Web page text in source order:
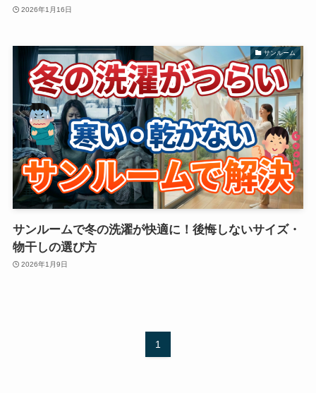
2026年1月16日
サンルーム
サンルームで冬の洗濯が快適に！後悔しないサイズ・
物干しの選び方
2026年1月9日
1